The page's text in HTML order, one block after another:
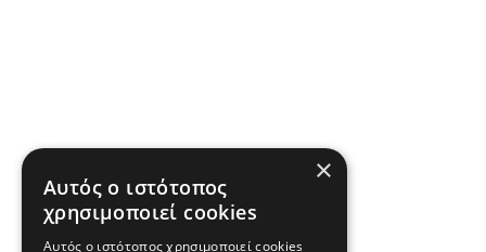
×
Αυτός ο ιστότοπος
χρησιμοποιεί cookies
Αυτός ο ιστότοπος χρησιμοποιεί cookies